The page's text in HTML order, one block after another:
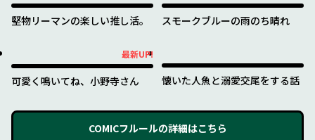
堅物リーマンの楽しい推し活。 スモークブルーの雨のち晴れ
最新UP!
可愛く鳴いてね、小野寺さん 懐いた人魚と溺愛交尾をする話
COMICフルールの詳細はこちら